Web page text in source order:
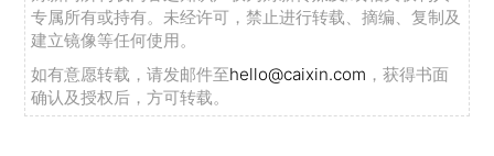
专属所有或持有。未经许可，禁止进行转载、摘编、复制及
建立镜像等任何使用。
如有意愿转载，请发邮件至hello@caixin.com ，获得书面
确认及授权后，方可转载。